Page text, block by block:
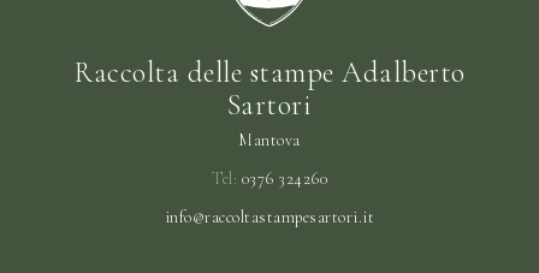
Raccolta delle stampe Adalberto
Sartori
Mantova
Tel: 0376 324260
info@raccoltastampesartori.it